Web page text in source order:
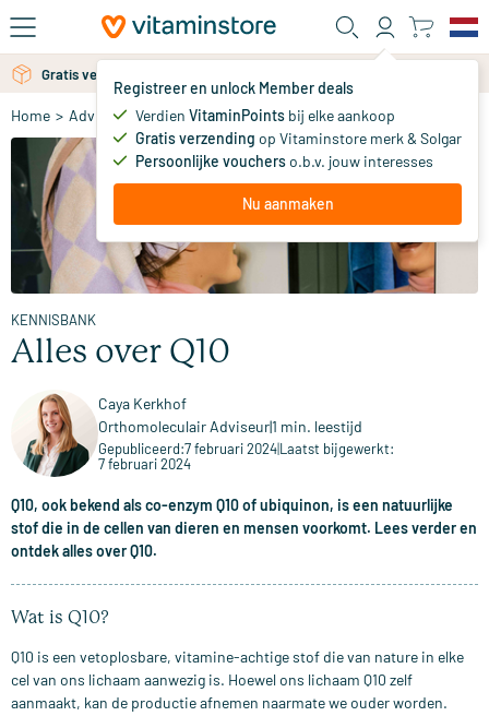
Ga naar de hoofdinhoud
Registreer en unlock Member deals
Verdien VitaminPoints bij elke aankoop
Gratis verzending op Vitaminstore merk & Solgar
Persoonlijke voucherso.b.v. jouw interesses
Nu aanmaken
Gratis verzending vanaf 25 euro
Gratis persoonlijk advies via chat of email
Home > Advies > Kennisbank > Alles over Q10
KENNISBANK
Alles over Q10
Caya Kerkhof
Orthomoleculair Adviseur|1 min. leestijd
Gepubliceerd:7 februari 2024|Laatst bijgewerkt:
7 februari 2024
Q10, ook bekend als co-enzym Q10 of ubiquinon, is een natuurlijke
stof die in de cellen van dieren en mensen voorkomt. Lees verder en
ontdek alles over Q10.
Wat is Q10?
Q10 is een vetoplosbare, vitamine-achtige stof die van nature in elke
cel van ons lichaam aanwezig is. Hoewel ons lichaam Q10 zelf
aanmaakt, kan de productie afnemen naarmate we ouder worden.